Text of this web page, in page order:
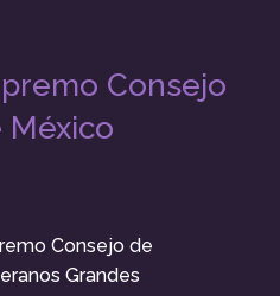
Consejo
México
Consejo de
Grandes